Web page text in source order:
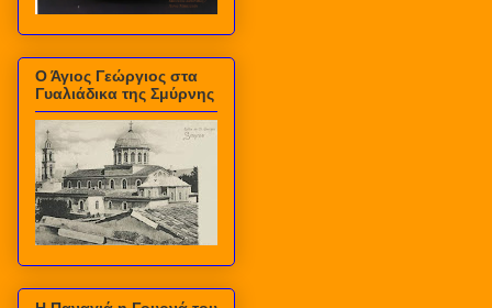
Ο Άγιος Γεώργιος στα
Γυαλιάδικα της Σμύρνης